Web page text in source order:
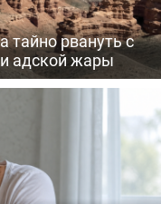
тайно рвануть с
адской жары